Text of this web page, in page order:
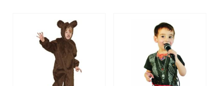
tuotteella
muunnelma.
tuotteella
useampi
muunnelma.